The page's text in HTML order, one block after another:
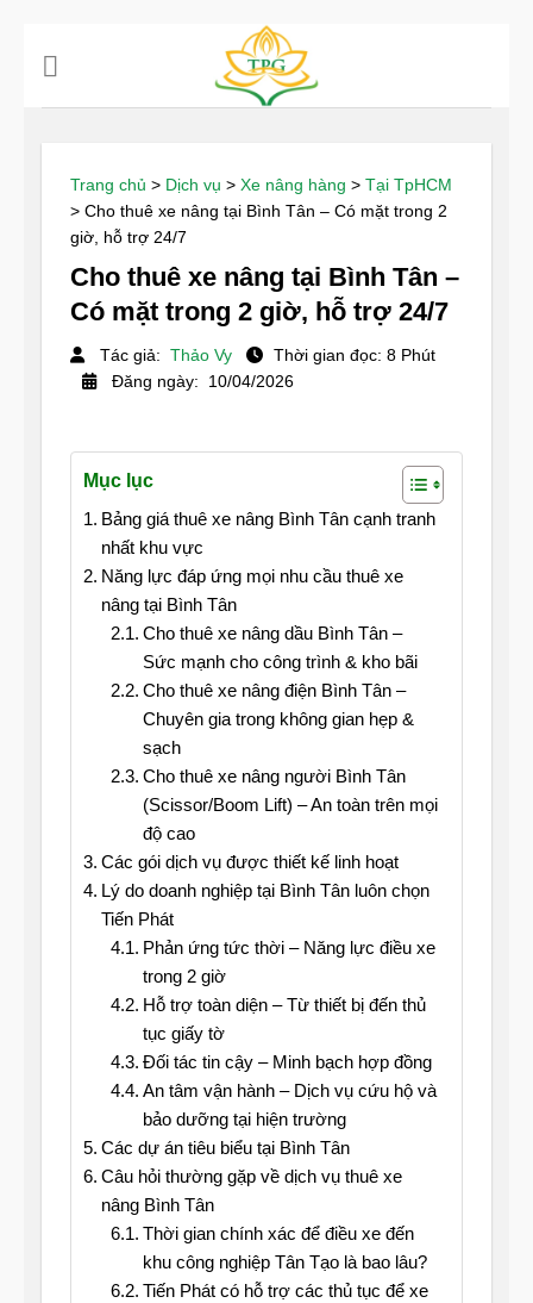
Trang chủ > Dịch vụ > Xe nâng hàng > Tại TpHCM
> Cho thuê xe nâng tại Bình Tân – Có mặt trong 2
giờ, hỗ trợ 24/7
Cho thuê xe nâng tại Bình Tân –
Có mặt trong 2 giờ, hỗ trợ 24/7
Tác giả: Thảo Vy
Thời gian đọc: 8 Phút
Đăng ngày: 10/04/2026
Mục lục
Bảng giá thuê xe nâng Bình Tân cạnh tranh
nhất khu vực
Năng lực đáp ứng mọi nhu cầu thuê xe
nâng tại Bình Tân
Cho thuê xe nâng dầu Bình Tân –
Sức mạnh cho công trình & kho bãi
Cho thuê xe nâng điện Bình Tân –
Chuyên gia trong không gian hẹp &
sạch
Cho thuê xe nâng người Bình Tân
(Scissor/Boom Lift) – An toàn trên mọi
độ cao
Các gói dịch vụ được thiết kế linh hoạt
Lý do doanh nghiệp tại Bình Tân luôn chọn
Tiến Phát
Phản ứng tức thời – Năng lực điều xe
trong 2 giờ
Hỗ trợ toàn diện – Từ thiết bị đến thủ
tục giấy tờ
Đối tác tin cậy – Minh bạch hợp đồng
An tâm vận hành – Dịch vụ cứu hộ và
bảo dưỡng tại hiện trường
Các dự án tiêu biểu tại Bình Tân
Câu hỏi thường gặp về dịch vụ thuê xe
nâng Bình Tân
Thời gian chính xác để điều xe đến
khu công nghiệp Tân Tạo là bao lâu?
Tiến Phát có hỗ trợ các thủ tục để xe